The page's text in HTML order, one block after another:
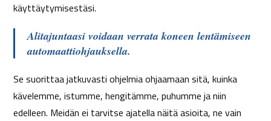
käyttäytymisestäsi.
Alitajuntaasi voidaan verrata koneen lentämiseen
automaattiohjauksella.
Se suorittaa jatkuvasti ohjelmia ohjaamaan sitä, kuinka
kävelemme, istumme, hengitämme, puhumme ja niin
edelleen. Meidän ei tarvitse ajatella näitä asioita, ne vain